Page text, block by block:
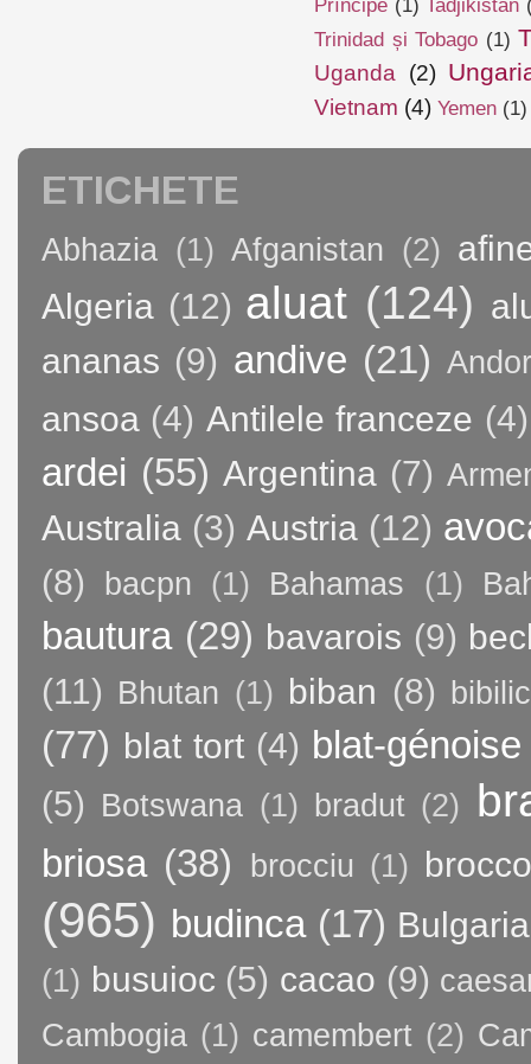
Príncipe (1) Tadjikistan
Trinidad și Tobago (1)
Uganda (2)
Vietnam (4) Yemen (1)
ETICHETE
Abhazia (1) Afganistan (2)
Algeria (12) aluat (124)
ananas (9) andive (21)
ansoa (4) Antilele franceze (4)
ardei (55) Argentina (7)
Australia (3) Austria (12)
(8) bacpn (1) Bahamas (1)
bautura (29) bavarois (9)
(11) Bhutan (1) biban (8)
(77) blat tort (4) blat-génoise
(5) Botswana (1) bradut (2)
briosa (38) brocciu (1)
(965) budinca (17) Bulgaria
(1) busuioc (5) cacao (9)
Cambogia (1) camembert (2)